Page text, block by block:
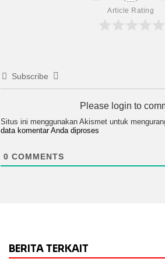
Article Rating
Subscribe
Please login to
Situs ini menggunakan Akismet untuk
data komentar Anda diproses
0 COMMENTS
BERITA TERKAIT